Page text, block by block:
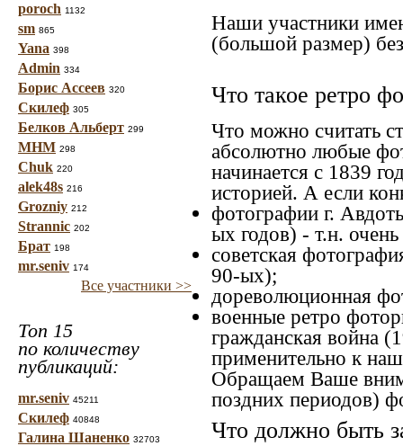
poroch 1132
sm 865
Yana 398
Admin 334
Борис Ассеев 320
Скилеф 305
Белков Альберт 299
МНМ 298
Chuk 220
alek48s 216
Grozniy 212
Strannic 202
Брат 198
mr.seniv 174
Все участники >>
Топ 15
по количеству
публикаций:
mr.seniv 45211
Скилеф 40848
Галина Шаненко 32703
Наши участники
(большой размер)
Что такое ретро
Что можно считать
абсолютно любые
начинается с 1839
историей. А если
фотографии г.
ых годов) - т.н.
советская
90-ых);
дореволюционная
военные ретро
гражданская война
применительно к
Обращаем Ваше
поздних периодов)
Что должно быть